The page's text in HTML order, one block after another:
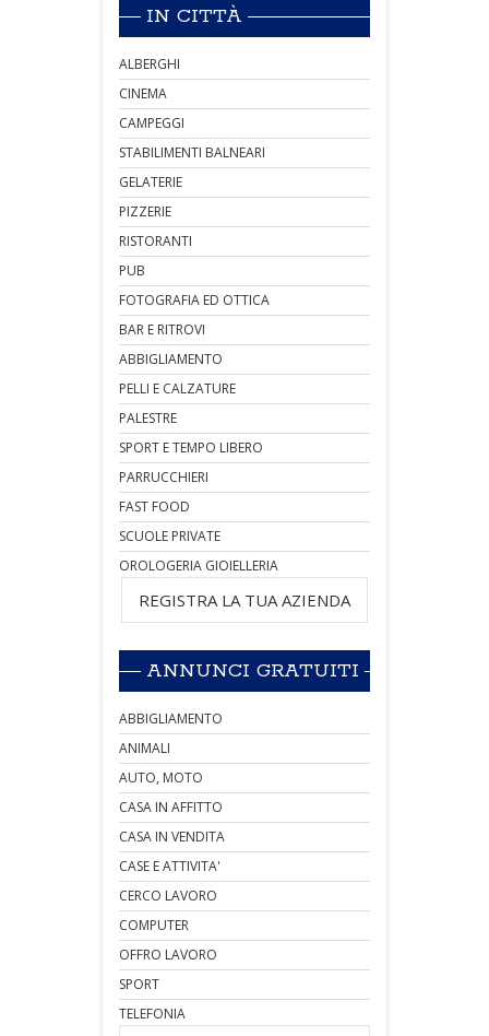
IN CITTÀ
ALBERGHI
CINEMA
CAMPEGGI
STABILIMENTI BALNEARI
GELATERIE
PIZZERIE
RISTORANTI
PUB
FOTOGRAFIA ED OTTICA
BAR E RITROVI
ABBIGLIAMENTO
PELLI E CALZATURE
PALESTRE
SPORT E TEMPO LIBERO
PARRUCCHIERI
FAST FOOD
SCUOLE PRIVATE
OROLOGERIA GIOIELLERIA
REGISTRA LA TUA AZIENDA
ANNUNCI GRATUITI
ABBIGLIAMENTO
ANIMALI
AUTO, MOTO
CASA IN AFFITTO
CASA IN VENDITA
CASE E ATTIVITA'
CERCO LAVORO
COMPUTER
OFFRO LAVORO
SPORT
TELEFONIA